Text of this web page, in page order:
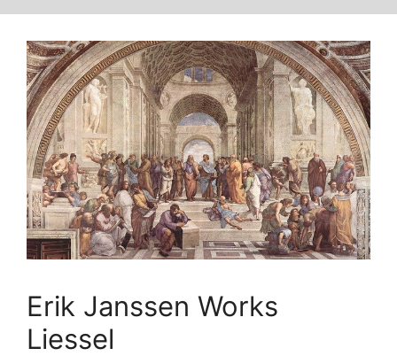
Erik Janssen Works
Liessel